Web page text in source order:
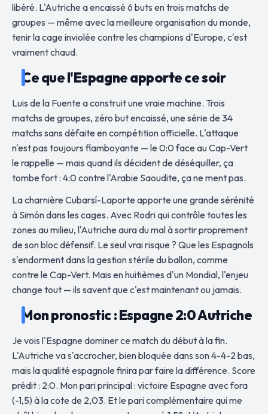
libéré. L'Autriche a encaissé 6 buts en trois matchs de
groupes — même avec la meilleure organisation du monde,
tenir la cage inviolée contre les champions d'Europe, c'est
vraiment chaud.
Ce que l'Espagne apporte ce soir
Luis de la Fuente a construit une vraie machine. Trois
matchs de groupes, zéro but encaissé, une série de 34
matchs sans défaite en compétition officielle. L'attaque
n'est pas toujours flamboyante — le 0:0 face au Cap-Vert
le rappelle — mais quand ils décident de déséquiller, ça
tombe fort : 4:0 contre l'Arabie Saoudite, ça ne ment pas.
La charnière Cubarsí-Laporte apporte une grande sérénité
à Simón dans les cages. Avec Rodri qui contrôle toutes les
zones au milieu, l'Autriche aura du mal à sortir proprement
de son bloc défensif. Le seul vrai risque ? Que les Espagnols
s'endorment dans la gestion stérile du ballon, comme
contre le Cap-Vert. Mais en huitièmes d'un Mondial, l'enjeu
change tout — ils savent que c'est maintenant ou jamais.
Mon pronostic : Espagne 2:0 Autriche
Je vois l'Espagne dominer ce match du début à la fin.
L'Autriche va s'accrocher, bien bloquée dans son 4-4-2 bas,
mais la qualité espagnole finira par faire la différence. Score
prédit : 2:0. Mon pari principal : victoire Espagne avec fora
(-1,5) à la cote de 2,03. Et le pari complémentaire qui me